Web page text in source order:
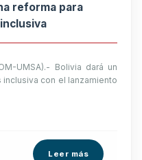
reforma para
UMSA).- Bolivia dará un
con el lanzamiento
Leer más